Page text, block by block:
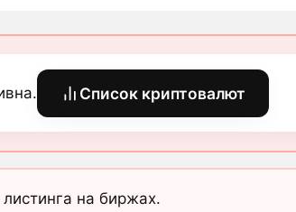
Список криптовалют
на биржах.